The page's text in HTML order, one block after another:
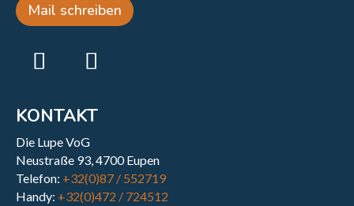
Mail schreiben
KONTAKT
Die Lupe VoG
Neustraße 93, 4700 Eupen
Telefon: +32(0)87 / 552719
Handy: +32(0)472 / 724512